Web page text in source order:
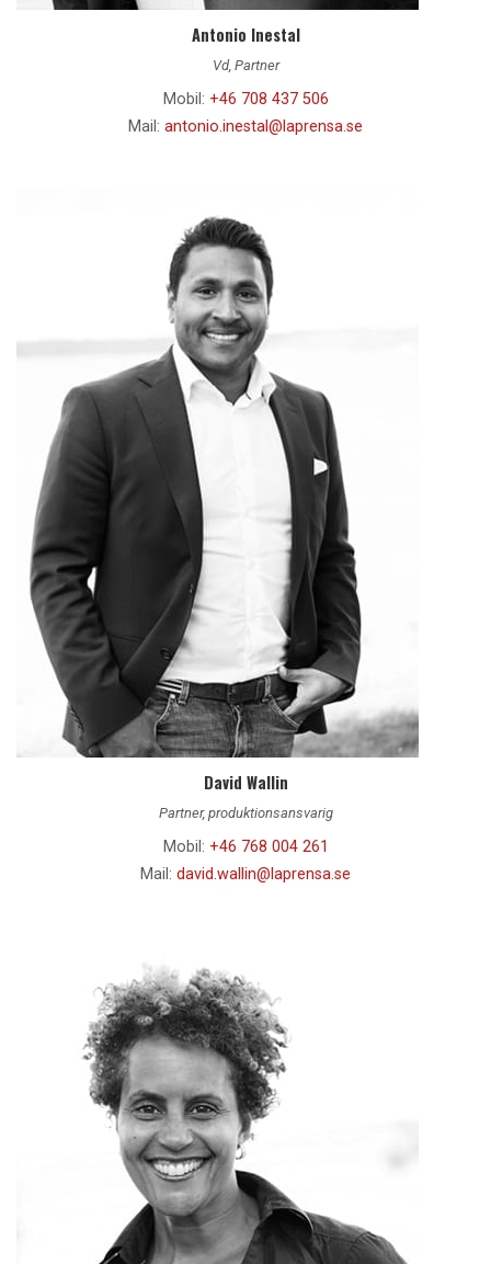
Antonio Inestal
Vd, Partner
Mobil: +46 708 437 506
Mail: antonio.inestal@laprensa.se
David Wallin
Partner, produktionsansvarig
Mobil: +46 768 004 261
Mail: david.wallin@laprensa.se